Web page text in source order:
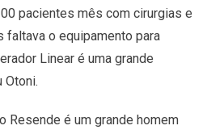
pacientes mês com cirurgias e
faltava o equipamento para
Linear é uma grande
Otoni.
Resende é um grande homem